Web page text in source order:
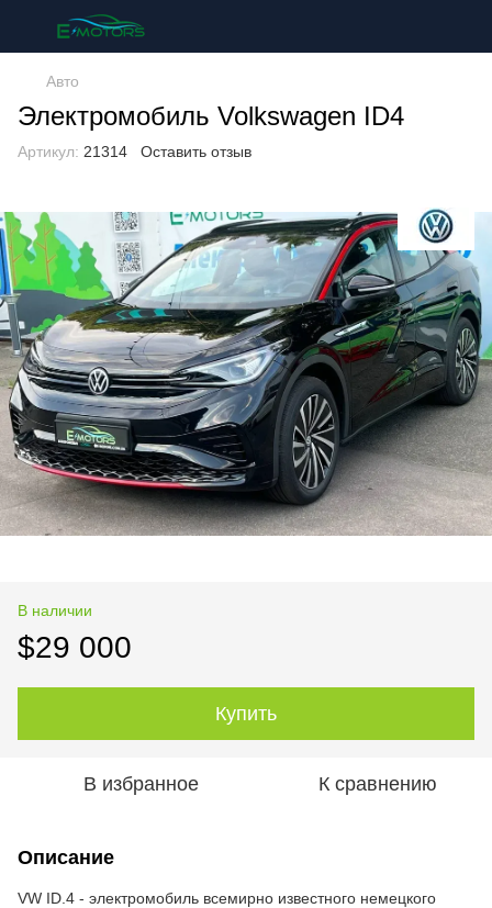
Авто
Электромобиль Volkswagen ID4
Артикул: 21314 Оставить отзыв
В наличии
$29 000
Купить
В избранное К сравнению
Описание
VW ID.4 - электромобиль всемирно известного немецкого